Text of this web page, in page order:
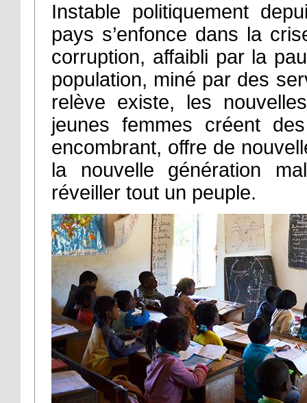
Instable politiquement
pays s’enfonce dans la
corruption, affaibli par la
population, miné par des
relève existe, les
jeunes femmes créent
encombrant, offre de
la nouvelle génération
réveiller tout un peuple.